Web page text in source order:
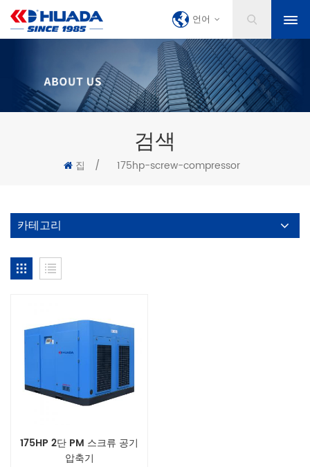
언어
검색
집 / 175hp-screw-compressor
카테고리
175HP 2단 PM 스크류 공기
압축기